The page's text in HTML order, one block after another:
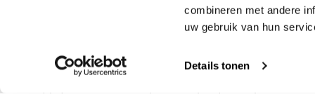
combineren met andere
uw gebruik van hun
Details tonen
© Copyright 2026 Art en Hobby - Theme by Shopmonkey